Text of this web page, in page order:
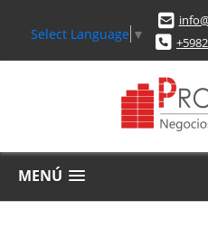
Select Language ▼
MENÚ